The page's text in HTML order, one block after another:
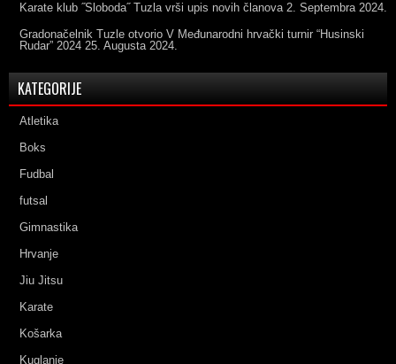
Karate klub ˝Sloboda˝ Tuzla vrši upis novih članova 2. Septembra 2024.
Gradonačelnik Tuzle otvorio V Međunarodni hrvački turnir “Husinski
Rudar” 2024 25. Augusta 2024.
KATEGORIJE
Atletika
Boks
Fudbal
futsal
Gimnastika
Hrvanje
Jiu Jitsu
Karate
Košarka
Kuglanje